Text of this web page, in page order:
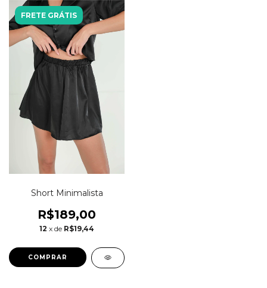
FRETE GRÁTIS
Short Minimalista
R$189,00
12 x de R$19,44
COMPRAR